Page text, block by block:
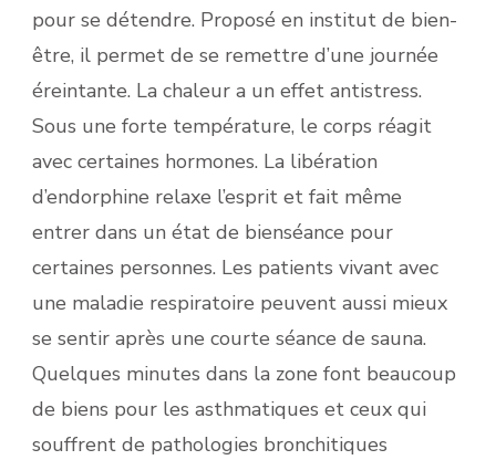
pour se détendre. Proposé en institut de bien-
être, il permet de se remettre d’une journée
éreintante. La chaleur a un effet antistress.
Sous une forte température, le corps réagit
avec certaines hormones. La libération
d’endorphine relaxe l’esprit et fait même
entrer dans un état de bienséance pour
certaines personnes. Les patients vivant avec
une maladie respiratoire peuvent aussi mieux
se sentir après une courte séance de sauna.
Quelques minutes dans la zone font beaucoup
de biens pour les asthmatiques et ceux qui
souffrent de pathologies bronchitiques